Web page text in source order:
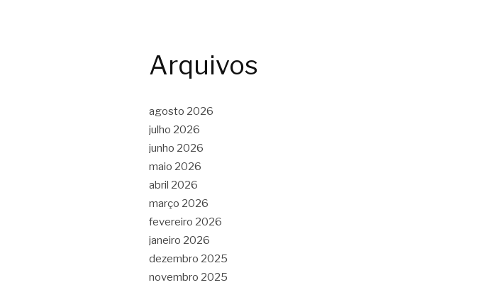
Arquivos
agosto 2026
julho 2026
junho 2026
maio 2026
abril 2026
março 2026
fevereiro 2026
janeiro 2026
dezembro 2025
novembro 2025